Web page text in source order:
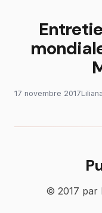
17 novembre 2017
© 2017 par